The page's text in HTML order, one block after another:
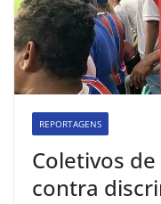
REPORTAGENS
Coletivos
contra